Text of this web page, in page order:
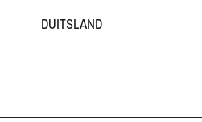
DUITSLAND